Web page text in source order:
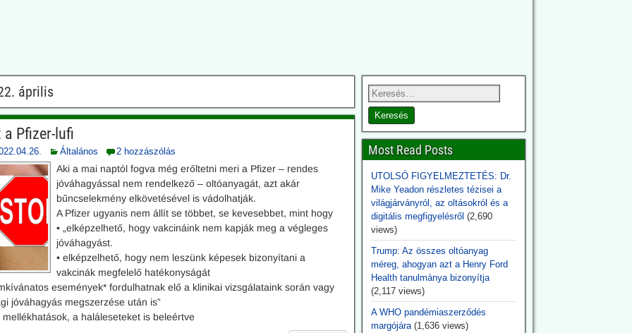
április
Pfizer-lufi
Általános 2 hozzászólás
Aki a mai naptól fogva még erőltetni meri a Pfizer – rendes
jóváhagyással nem rendelkező – oltóanyagát, azt akár
bűncselekmény elkövetésével is vádolhatják.
A Pfizer ugyanis nem állít se többet, se kevesebbet, mint hogy
• „elképzelhető, hogy vakcináink nem kapják meg a végleges
jóváhagyást.
• elképzelhető, hogy nem leszünk képesek bizonyítani a
vakcinák megfelelő hatékonyságát
események* fordulhatnak elő a klinikai vizsgálataink során vagy
jóváhagyás megszerzése után is”
mellékhatások, a haláleseteket is beleértve
Most Read Posts
UTOLSÓ FIGYELMEZTETÉS: Dr.
Mike Yeadon részletes tézisei a
világjárványról, az oltásokról és a
digitális megfigyelésről (2,690
views)
Trump: Az összes oltóanyag
méreg, ahogyan azt a Henry Ford
Health tanulmánya bizonyítja
(2,117 views)
A WHO pandémiaszerződés
margójára (1,636 views)